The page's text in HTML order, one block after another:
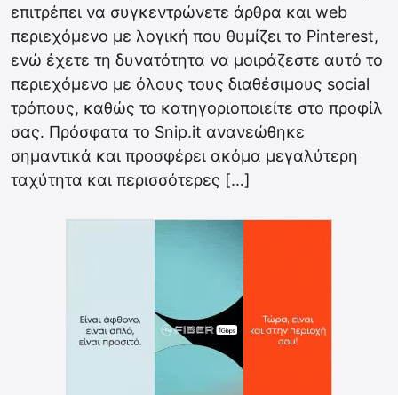
επιτρέπει να συγκεντρώνετε άρθρα και web
περιεχόμενο με λογική που θυμίζει το Pinterest,
ενώ έχετε τη δυνατότητα να μοιράζεστε αυτό το
περιεχόμενο με όλους τους διαθέσιμους social
τρόπους, καθώς το κατηγοριοποιείτε στο προφίλ
σας. Πρόσφατα το Snip.it ανανεώθηκε
σημαντικά και προσφέρει ακόμα μεγαλύτερη
ταχύτητα και περισσότερες […]